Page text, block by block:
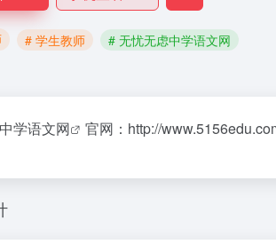
# 学生教师 # 无忧无虑中学语文网
学语文网 官网：http://